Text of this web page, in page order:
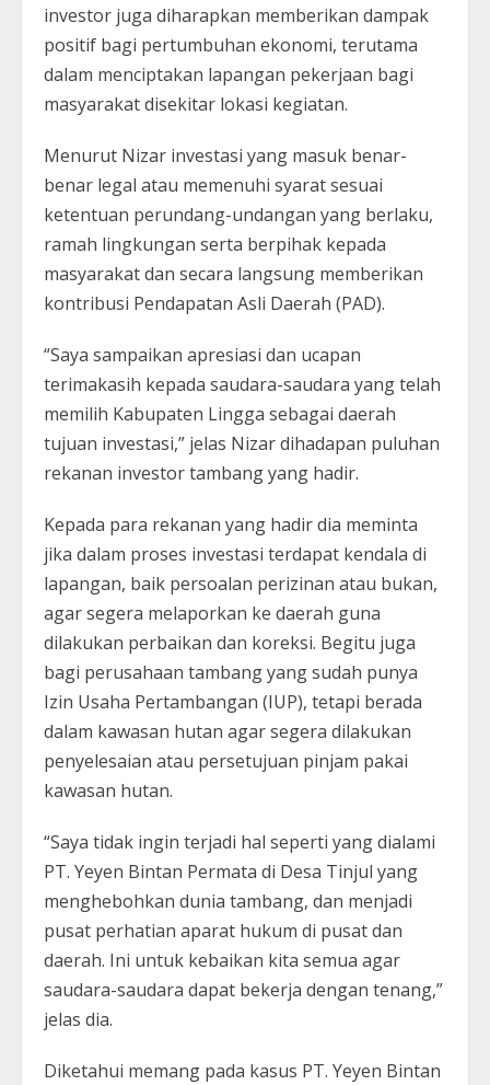
investor juga diharapkan memberikan dampak
positif bagi pertumbuhan ekonomi, terutama
dalam menciptakan lapangan pekerjaan bagi
masyarakat disekitar lokasi kegiatan.
Menurut Nizar investasi yang masuk benar-
benar legal atau memenuhi syarat sesuai
ketentuan perundang-undangan yang berlaku,
ramah lingkungan serta berpihak kepada
masyarakat dan secara langsung memberikan
kontribusi Pendapatan Asli Daerah (PAD).
“Saya sampaikan apresiasi dan ucapan
terimakasih kepada saudara-saudara yang telah
memilih Kabupaten Lingga sebagai daerah
tujuan investasi,” jelas Nizar dihadapan puluhan
rekanan investor tambang yang hadir.
Kepada para rekanan yang hadir dia meminta
jika dalam proses investasi terdapat kendala di
lapangan, baik persoalan perizinan atau bukan,
agar segera melaporkan ke daerah guna
dilakukan perbaikan dan koreksi. Begitu juga
bagi perusahaan tambang yang sudah punya
Izin Usaha Pertambangan (IUP), tetapi berada
dalam kawasan hutan agar segera dilakukan
penyelesaian atau persetujuan pinjam pakai
kawasan hutan.
“Saya tidak ingin terjadi hal seperti yang dialami
PT. Yeyen Bintan Permata di Desa Tinjul yang
menghebohkan dunia tambang, dan menjadi
pusat perhatian aparat hukum di pusat dan
daerah. Ini untuk kebaikan kita semua agar
saudara-saudara dapat bekerja dengan tenang,”
jelas dia.
Diketahui memang pada kasus PT. Yeyen Bintan